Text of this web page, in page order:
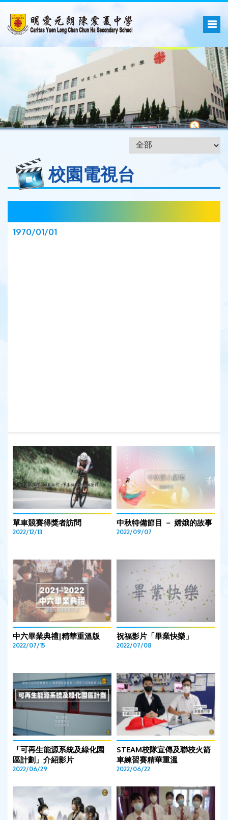
校園電視台
1970/01/01
單車競賽得獎者訪問
2022/12/13
中秋特備節目 － 嫦娥的故事
2022/09/07
中六畢業典禮|精華重溫版
2022/07/15
祝福影片「畢業快樂」
2022/07/08
「可再生能源系統及綠化園
區計劃」介紹影片
2022/06/29
STEAM校隊宣傳及聯校火箭
車練習賽精華重溫
2022/06/22